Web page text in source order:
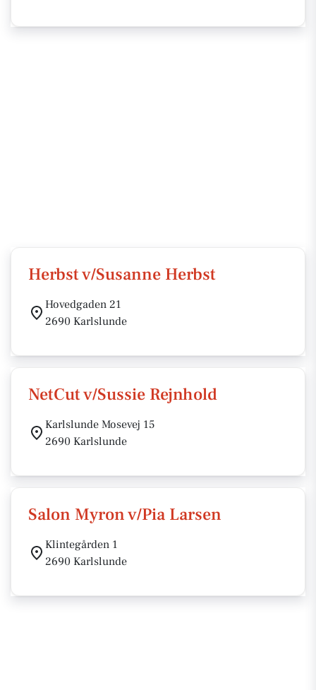
Herbst v/Susanne Herbst
Hovedgaden 21
2690 Karlslunde
NetCut v/Sussie Rejnhold
Karlslunde Mosevej 15
2690 Karlslunde
Salon Myron v/Pia Larsen
Klintegården 1
2690 Karlslunde